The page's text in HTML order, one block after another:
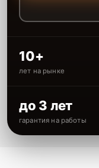
10+
лет на рынке
до 3 лет
гарантия на работы